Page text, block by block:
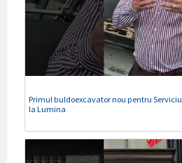
Primul buldoexcavator nou pentru
la Lumina